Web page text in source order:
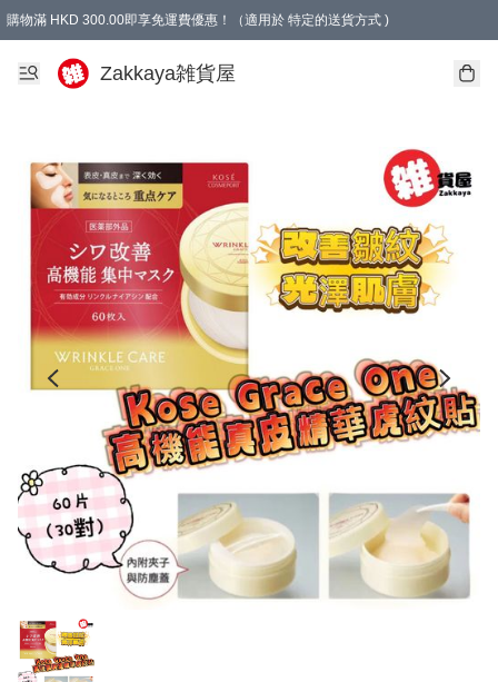
購物滿 HKD 300.00即享免運費優惠！（適用於 特定的送貨方式 )
Zakkaya雑貨屋